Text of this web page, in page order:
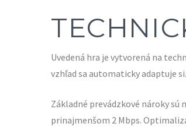
Uvedená hra je vytvorená na
vzhľad sa automaticky adaptuje
Základné prevádzkové nároky
prinajmenšom 2 Mbps.